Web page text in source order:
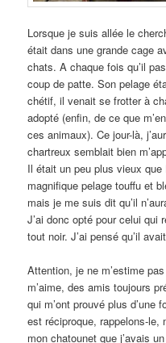
Lorsque je suis allée le
était dans une grande cage
chats. A chaque fois qu’il
coup de patte. Son pelage
chétif, il venait se frotter à
adopté (enfin, de ce que
ces animaux). Ce jour-là,
chartreux semblait bien
Il était un peu plus vieux
magnifique pelage touffu et
mais je me suis dit qu’il
J’ai donc opté pour celui qui
tout noir. J’ai pensé qu’il
Attention, je ne m’estime
m’aime, des amis toujours
qui m’ont prouvé plus d’une
est réciproque, rappelons-le,
mon chatounet que j’avais